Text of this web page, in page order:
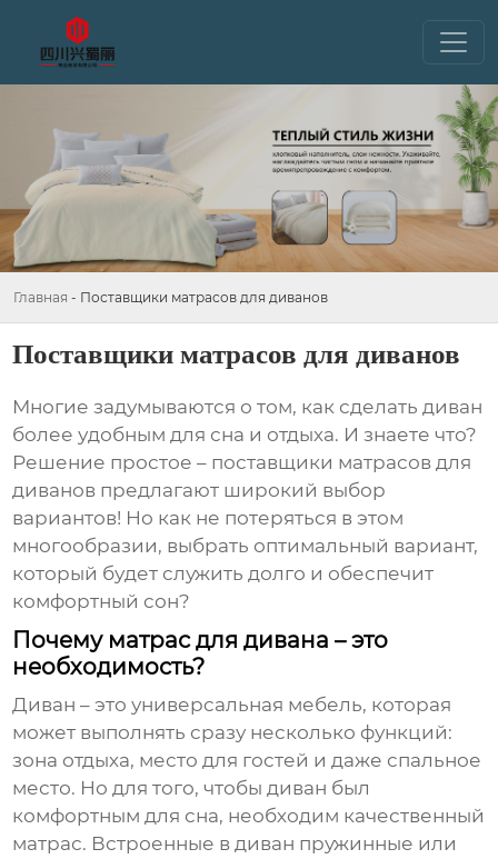
Главная - Поставщики матрасов для диванов
Поставщики матрасов для диванов
Многие задумываются о том, как сделать диван
более удобным для сна и отдыха. И знаете что?
Решение простое – поставщики матрасов для
диванов предлагают широкий выбор
вариантов! Но как не потеряться в этом
многообразии, выбрать оптимальный вариант,
который будет служить долго и обеспечит
комфортный сон?
Почему матрас для дивана – это
необходимость?
Диван – это универсальная мебель, которая
может выполнять сразу несколько функций:
зона отдыха, место для гостей и даже спальное
место. Но для того, чтобы диван был
комфортным для сна, необходим качественный
матрас. Встроенные в диван пружинные или